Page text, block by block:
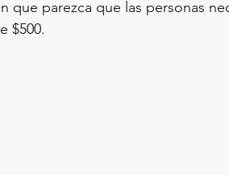
que parezca que las personas
$500.